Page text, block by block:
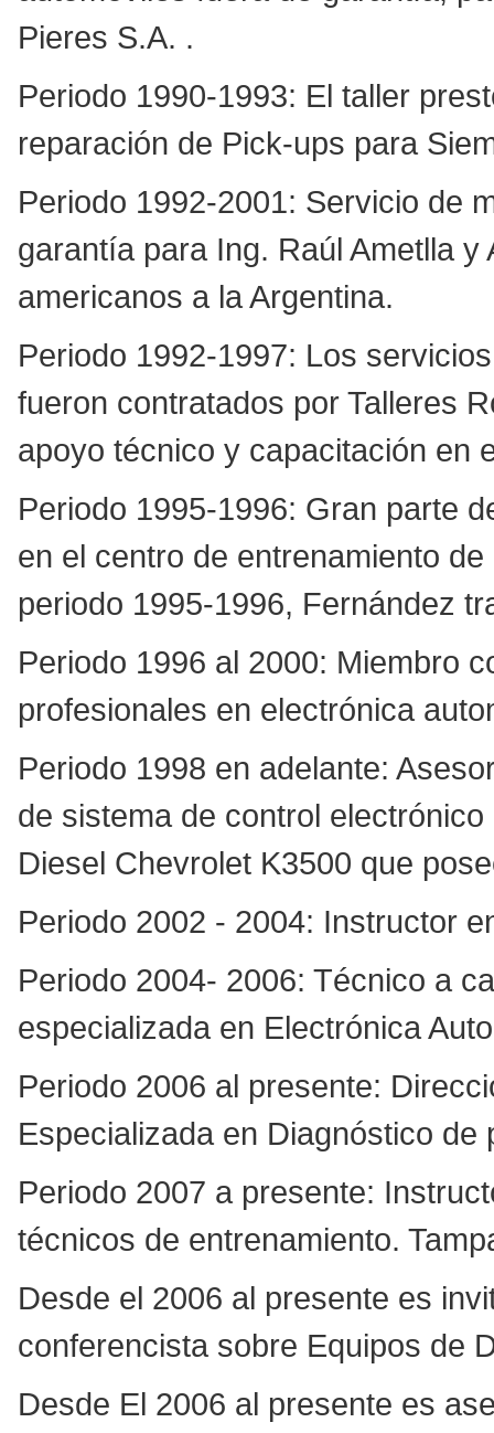
Pieres S.A. .
Periodo 1990-1993: El taller
reparación de Pick-ups para
Periodo 1992-2001: Servicio de
garantía para Ing. Raúl Ametlla
americanos a la Argentina.
Periodo 1992-1997: Los
fueron contratados por Talleres
apoyo técnico y capacitación en
Periodo 1995-1996: Gran parte
en el centro de entrenamiento
periodo 1995-1996, Fernández
Periodo 1996 al 2000: Miembro
profesionales en electrónica
Periodo 1998 en adelante:
de sistema de control
Diesel Chevrolet K3500 que
Periodo 2002 - 2004: Instructor
Periodo 2004- 2006: Técnico a
especializada en Electrónica
Periodo 2006 al presente:
Especializada en Diagnóstico
Periodo 2007 a presente:
técnicos de entrenamiento.
Desde el 2006 al presente es
conferencista sobre Equipos de
Desde El 2006 al presente es